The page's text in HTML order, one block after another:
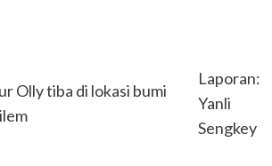
Olly tiba di lokasi bumi
Laporan:
Yanli
Sengkey